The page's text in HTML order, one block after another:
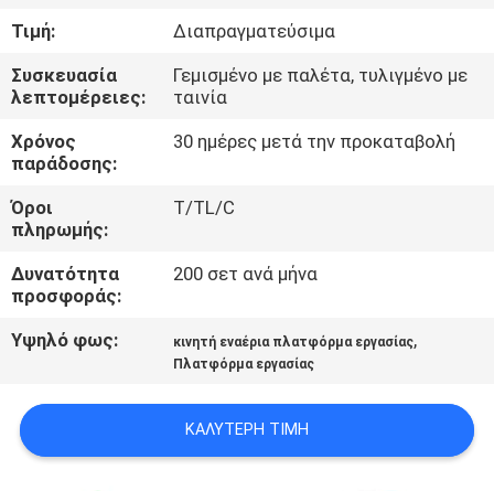
ΕΠΙΚΟΙΝΩΝΉΣΤΕ
ΜΑΖΊ
ΕΙΔΉΣΕΙΣ
ΖΗΤΉΣΤΕ
ΜΙΑ
ΠΡΟΣΦΟΡΆ
SITEMAP
Τιμή:
Διαπραγματεύσιμα
Συσκευασία
λεπτομέρειες:
Γεμισμένο με παλέτα, τυλιγμένο με
ταινία
Χρόνος
παράδοσης:
30 ημέρες μετά την προκαταβολή
Όροι
πληρωμής:
T/TL/C
Δυνατότητα
προσφοράς:
200 σετ ανά μήνα
Υψηλό φως: κινητή εναέρια πλατφόρμα εργασίας,
Πλατφόρμα εργασίας
ΚΑΛΎΤΕΡΗ ΤΙΜΉ